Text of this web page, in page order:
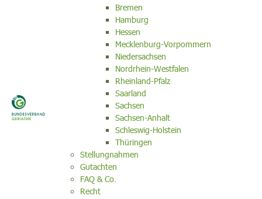
Bremen
Hamburg
Hessen
Mecklenburg-Vorpommern
Niedersachsen
Nordrhein-Westfalen
Rheinland-Pfalz
Saarland
Sachsen
Sachsen-Anhalt
Schleswig-Holstein
Thüringen
Stellungnahmen
Gutachten
FAQ & Co.
Recht